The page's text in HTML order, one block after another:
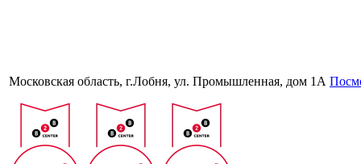
Московская область, г.Лобня, ул. Промышленная, дом 1А